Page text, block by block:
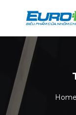
Home